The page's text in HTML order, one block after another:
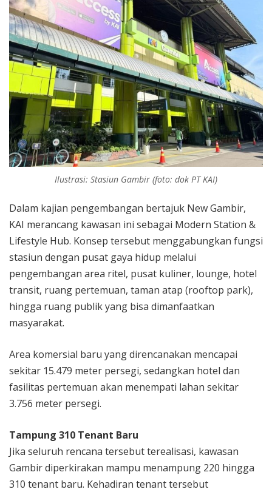
Rekaman
Ilustrasi: Stasiun Gambir (foto: dok PT KAI)
Dalam kajian pengembangan bertajuk New Gambir,
KAI merancang kawasan ini sebagai Modern Station &
Lifestyle Hub. Konsep tersebut menggabungkan fungsi
stasiun dengan pusat gaya hidup melalui
pengembangan area ritel, pusat kuliner, lounge, hotel
transit, ruang pertemuan, taman atap (rooftop park),
hingga ruang publik yang bisa dimanfaatkan
masyarakat.
Area komersial baru yang direncanakan mencapai
sekitar 15.479 meter persegi, sedangkan hotel dan
fasilitas pertemuan akan menempati lahan sekitar
3.756 meter persegi.
Tampung 310 Tenant Baru
Jika seluruh rencana tersebut terealisasi, kawasan
Gambir diperkirakan mampu menampung 220 hingga
310 tenant baru. Kehadiran tenant tersebut